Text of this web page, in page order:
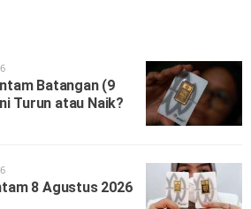
Batangan (9
Turun atau Naik?
8 Agustus 2026